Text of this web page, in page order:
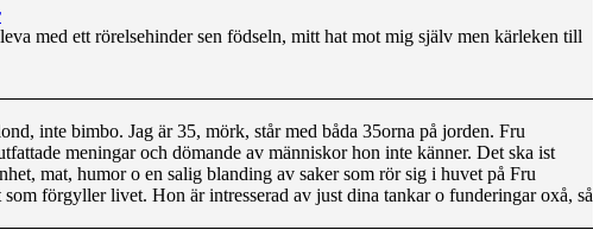
med ett rörelsehinder sen födseln, mitt hat mot mig själv men kärleken till
inte bimbo. Jag är 35, mörk, står med båda 35orna på jorden. Fru
meningar och dömande av människor hon inte känner. Det ska ist
mat, humor o en salig blanding av saker som rör sig i huvet på Fru
förgyller livet. Hon är intresserad av just dina tankar o funderingar oxå, så